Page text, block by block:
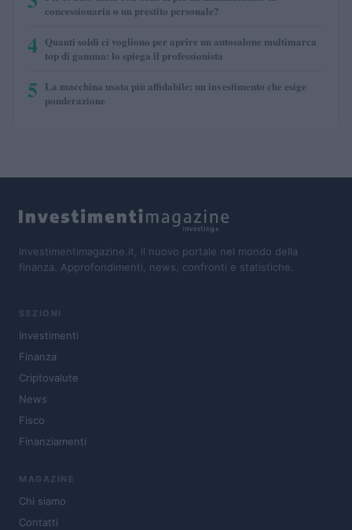
concessionaria o un prestito personale?
4 Quanti soldi ci vogliono per aprire un autosalone multimarca
top di gamma: lo spiega il professionista
5 La macchina usata più affidabile: un investimento che esige
ponderazione
Investimentimagazine.it, il nuovo portale nel mondo della
finanza. Approfondimenti, news, confronti e statistiche.
SEZIONI
Investimenti
Finanza
Criptovalute
News
Fisco
Finanziamenti
MAGAZINE
Chi siamo
Contatti